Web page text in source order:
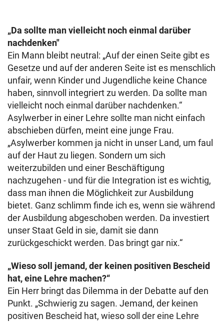
„Da sollte man vielleicht noch einmal darüber
nachdenken"
Ein Mann bleibt neutral: „Auf der einen Seite gibt es
Gesetze und auf der anderen Seite ist es menschlich
unfair, wenn Kinder und Jugendliche keine Chance
haben, sinnvoll integriert zu werden. Da sollte man
vielleicht noch einmal darüber nachdenken.“
Asylwerber in einer Lehre sollte man nicht einfach
abschieben dürfen, meint eine junge Frau.
„Asylwerber kommen ja nicht in unser Land, um faul
auf der Haut zu liegen. Sondern um sich
weiterzubilden und einer Beschäftigung
nachzugehen - und für die Integration ist es wichtig,
dass man ihnen die Möglichkeit zur Ausbildung
bietet. Ganz schlimm finde ich es, wenn sie während
der Ausbildung abgeschoben werden. Da investiert
unser Staat Geld in sie, damit sie dann
zurückgeschickt werden. Das bringt gar nix.“
„Wieso soll jemand, der keinen positiven Bescheid
hat, eine Lehre machen?“
Ein Herr bringt das Dilemma in der Debatte auf den
Punkt. „Schwierig zu sagen. Jemand, der keinen
positiven Bescheid hat, wieso soll der eine Lehre